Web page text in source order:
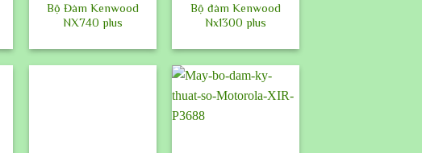
Bộ Đàm Kenwood
NX740 plus
Bộ đàm Kenwood
Nx1300 plus